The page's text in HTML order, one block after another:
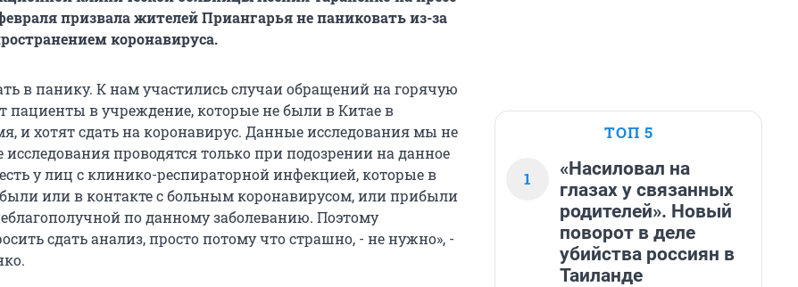
призвала жителей Приангарья не паниковать из-за
коронавируса.
в панику. К нам участились случаи обращений на горячую
пациенты в учреждение, которые не были в Китае в
и хотят сдать на коронавирус. Данные исследования мы не
проводятся только при подозрении на данное
у лиц с клинико-респираторной инфекцией, которые в
были или в контакте с больным коронавирусом, или прибыли
по данному заболеванию. Поэтому
сдать анализ, просто потому что страшно, - не нужно», -
ТОП 5
1
«Насиловал на
глазах у связанных
родителей». Новый
поворот в деле
убийства россиян в
Таиланде